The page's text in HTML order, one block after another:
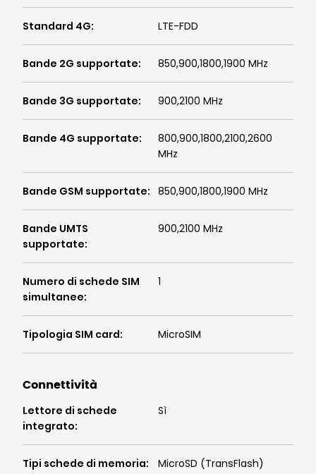
Standard 4G: LTE-FDD
Bande 2G supportate: 850,900,1800,1900 MHz
Bande 3G supportate: 900,2100 MHz
Bande 4G supportate:
800,900,1800,2100,2600
MHz
Bande GSM supportate: 850,900,1800,1900 MHz
Bande UMTS
supportate:
900,2100 MHz
Numero di schede SIM
simultanee:
1
Tipologia SIM card: MicroSIM
Connettività
Lettore di schede
integrato:
Sì
Tipi schede di memoria: MicroSD (TransFlash)